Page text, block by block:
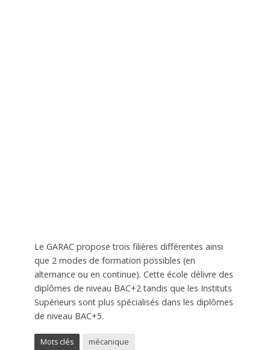
Le GARAC propose trois filières différentes ainsi
que 2 modes de formation possibles (en
alternance ou en continue). Cette école délivre des
diplômes de niveau BAC+2 tandis que les Instituts
Supérieurs sont plus spécialisés dans les diplômes
de niveau BAC+5.
Mots clés mécanique